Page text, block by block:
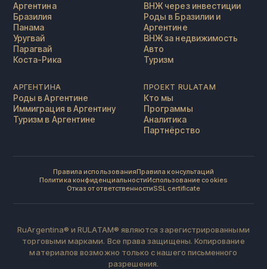
Аргентина
Бразилия
Панама
Уругвай
Парагвай
Коста-Рика
ВНЖ через инвестиции
Роды в Бразилии и
Аргентине
ВНЖ за недвижимость
Авто
Туризм
АРГЕНТИНА
Роды в Аргентине
Иммиграция в Аргентину
Туризм в Аргентине
ПРОЕКТ RULATAM
Кто мы
Программы
Аналитика
Партнёрство
Правила использованияПравила консультаций
Политика конфиденциальностиИспользование cookies
Отказ от ответственностиSSL certificate
RuArgentina® и RULATAM® являются зарегистрированными
торговыми марками. Все права защищены. Копирование
материалов возможно только с нашего письменного
разрешения.